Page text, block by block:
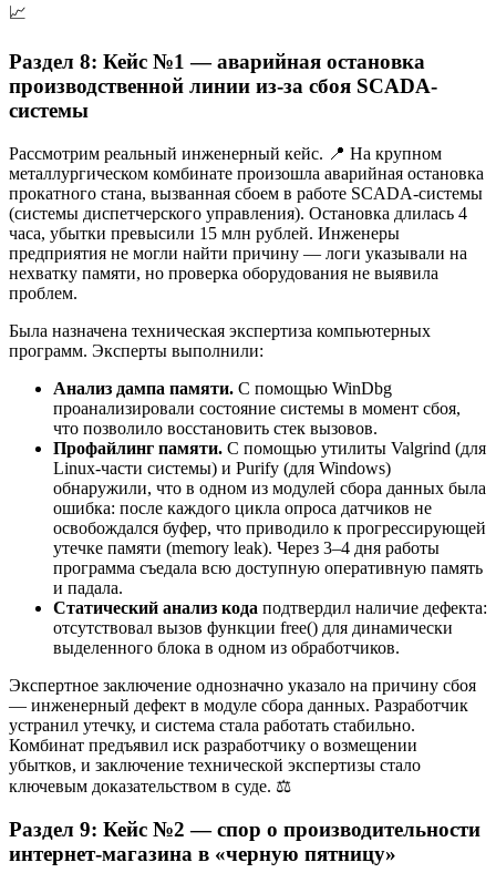
📈
Раздел 8: Кейс №1 — аварийная остановка
производственной линии из-за сбоя SCADA-
системы
Рассмотрим реальный инженерный кейс. 📍 На крупном
металлургическом комбинате произошла аварийная остановка
прокатного стана, вызванная сбоем в работе SCADA-системы
(системы диспетчерского управления). Остановка длилась 4
часа, убытки превысили 15 млн рублей. Инженеры
предприятия не могли найти причину — логи указывали на
нехватку памяти, но проверка оборудования не выявила
проблем.
Была назначена техническая экспертиза компьютерных
программ. Эксперты выполнили:
Анализ дампа памяти. С помощью WinDbg
проанализировали состояние системы в момент сбоя,
что позволило восстановить стек вызовов.
Профайлинг памяти. С помощью утилиты Valgrind (для
Linux-части системы) и Purify (для Windows)
обнаружили, что в одном из модулей сбора данных была
ошибка: после каждого цикла опроса датчиков не
освобождался буфер, что приводило к прогрессирующей
утечке памяти (memory leak). Через 3–4 дня работы
программа съедала всю доступную оперативную память
и падала.
Статический анализ кода подтвердил наличие дефекта:
отсутствовал вызов функции free() для динамически
выделенного блока в одном из обработчиков.
Экспертное заключение однозначно указало на причину сбоя
— инженерный дефект в модуле сбора данных. Разработчик
устранил утечку, и система стала работать стабильно.
Комбинат предъявил иск разработчику о возмещении
убытков, и заключение технической экспертизы стало
ключевым доказательством в суде. ⚖️
Раздел 9: Кейс №2 — спор о производительности
интернет-магазина в «черную пятницу»